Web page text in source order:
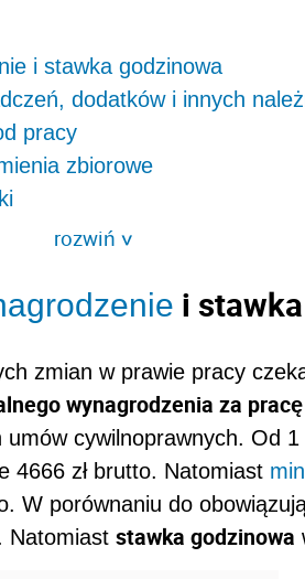
i stawka godzinowa
dodatków i innych
pracy
zbiorowe
rozwiń>
i
zmian w prawie pracy
wynagrodzenia za pracę
cywilnoprawnych. Od
4666 zł brutto. Natomiast
W porównaniu do
Natomiast stawka godzinowa